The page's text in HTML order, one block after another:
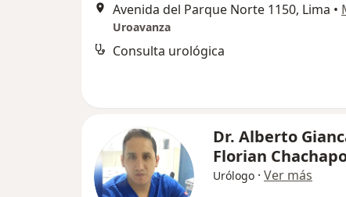
Avenida del Parque Norte 1150, Lima •
Uroavanza
Consulta urológica
Dr. Alberto
Florian
Urólogo · Ver más